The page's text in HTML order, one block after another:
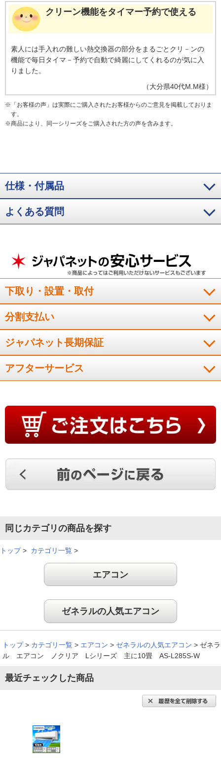
クリーン機能をタイマー予約で使える
素人には手入れの難しい熱交換器の部分をまるごとクリ－ンの
機能で毎日タイマ－予約で自動で綺麗にしてくれるのが気に入
りました。
（大分県40代M.M様）
※ 「お客様の声」は実際にご購入されたお客様からのご意見を掲載しておりま
す。
※商品により、同一シリーズをご購入された方の声を含みます。
仕様・付属品
よくある質問
下取り・設置・取付
分割支払い
ジャパネット長期保証
アフターサービス
同じカテゴリの商品を探す
トップ> カテゴリ一覧 >
エアコン
ゼネラルの人気エアコン
トップ > カテゴリ一覧 > エアコン > ゼネラルの人気エアコン > ゼネラ
ル エアコン ノクリア Lシリーズ 主に10畳 AS-L285S-W
最近チェックした商品